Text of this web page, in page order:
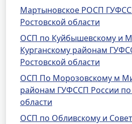
Мартыновское РОСП
Ростовской области
ОСП по Куйбышевскому и
Курганскому районам
Ростовской области
ОСП По Морозовскому м
районам ГУФССП России по
области
ОСП по Обливскому и